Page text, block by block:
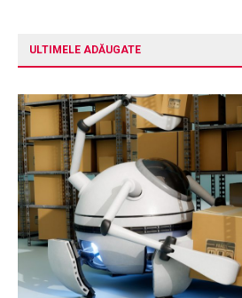
ULTIMELE ADĂUGATE